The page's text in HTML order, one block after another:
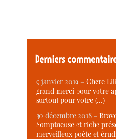
Derniers
9 janvier 2019 –Chère
grand merci pour votre
surtout pour votre (…)
30 décembre 2018 –
Somptueuse et riche
merveilleux poète et